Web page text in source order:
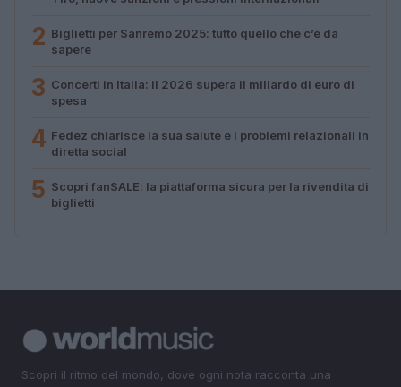
2 Biglietti per Sanremo 2025: tutto quello che c’è da
sapere
3 Concerti in Italia: il 2026 supera il miliardo di euro di
spesa
4 Fedez chiarisce la sua salute e i problemi relazionali in
diretta social
5 Scopri fanSALE: la piattaforma sicura per la rivendita di
biglietti
Scopri il ritmo del mondo, dove ogni nota racconta una